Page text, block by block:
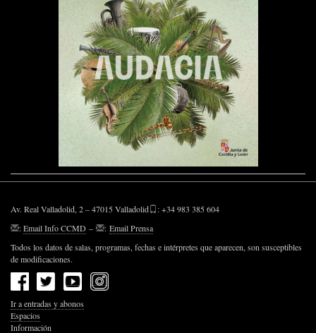
Av. Real Valladolid, 2 – 47015 Valladolid
: +34 983 385 604
:Email Info CCMD – : Email Prensa
Todos los datos de salas, programas, fechas e intérpretes que aparecen, son susceptibles
de modificaciones.
Ir a entradas y abonos
Espacios
Información